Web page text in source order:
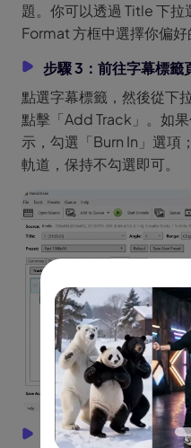
題。你可以透過 Title 下
Format 方框中選擇你偏好
步驟 3：前往字幕標籤
點選字幕標籤，然後從下
點擊「Add Track」。如
示，勾選「Burn In」選項
軌道，保持不勾選即可。
步驟 4：儲存並轉換檔